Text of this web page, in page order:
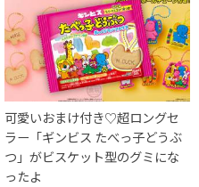
可愛いおまけ付き♡超ロングセ
ラー「ギンビス たべっ子どうぶ
つ」がビスケット型のグミにな
ったよ